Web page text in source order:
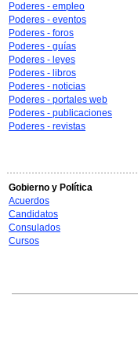
Poderes - empleo
Poderes - eventos
Poderes - foros
Poderes - guías
Poderes - leyes
Poderes - libros
Poderes - noticias
Poderes - portales web
Poderes - publicaciones
Poderes - revistas
Gobierno y Política
Acuerdos
Candidatos
Consulados
Cursos